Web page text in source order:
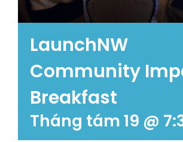
LaunchNW
Community
Breakfast
Tháng tám 19 @